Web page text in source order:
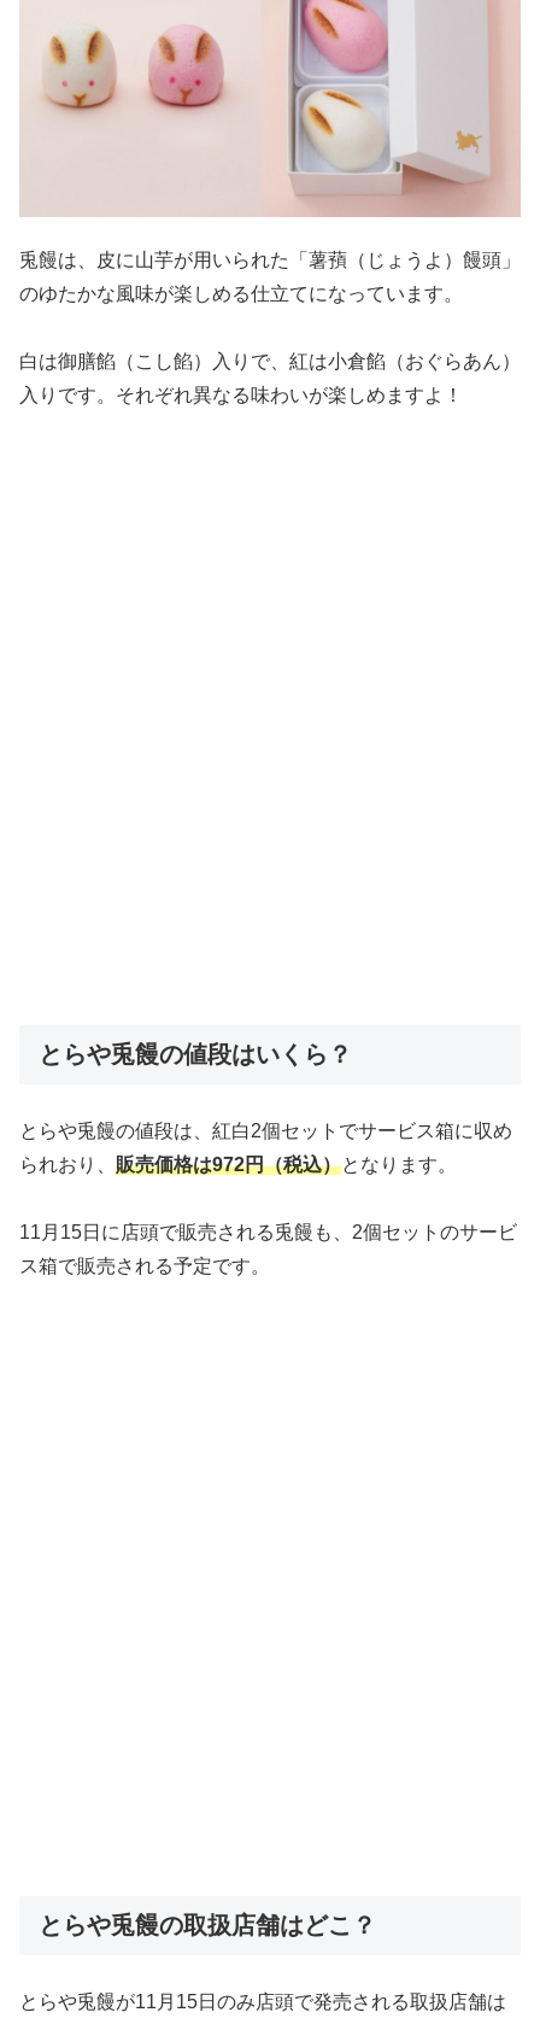
兎饅は、皮に山芋が用いられた「薯蕷（じょうよ）饅頭」
のゆたかな風味が楽しめる仕立てになっています。
白は御膳餡（こし餡）入りで、紅は小倉餡（おぐらあん）
入りです。それぞれ異なる味わいが楽しめますよ！
とらや兎饅の値段はいくら？
とらや兎饅の値段は、紅白2個セットでサービス箱に収め
られおり、 販売価格は972円（税込）となります。
11月15日に店頭で販売される兎饅も、2個セットのサービ
ス箱で販売される予定です。
とらや兎饅の取扱店舗はどこ？
とらや兎饅が11月15日のみ店頭で発売される取扱店舗は